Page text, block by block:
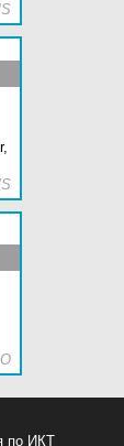
по ИКТ